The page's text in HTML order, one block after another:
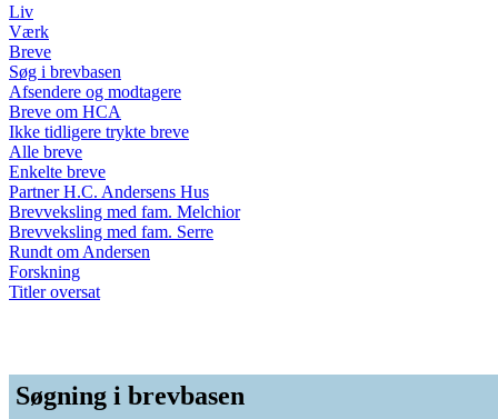
Liv
Værk
Breve
Søg i brevbasen
Afsendere og modtagere
Breve om HCA
Ikke tidligere trykte breve
Alle breve
Enkelte breve
Partner H.C. Andersens Hus
Brevveksling med fam. Melchior
Brevveksling med fam. Serre
Rundt om Andersen
Forskning
Titler oversat
Søgning i brevbasen